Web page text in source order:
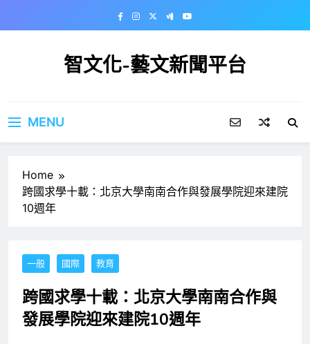
智文化-藝文新聞平台
MENU
Home
跨國求學十載：北京大學南南合作與發展學院迎來建院
10週年
一般 國際 教育
跨國求學十載：北京大學南南合作與
發展學院迎來建院10週年